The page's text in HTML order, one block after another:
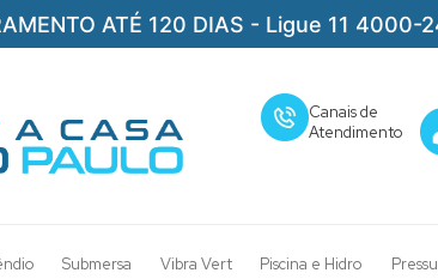
ATÉ 120 DIAS - Ligue 11 4000-
Canais de
Atendimento
Submersa Vibra Vert Piscina e Hidro